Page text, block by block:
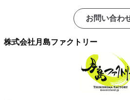
お問い合わ
株式会社月島ファクトリー